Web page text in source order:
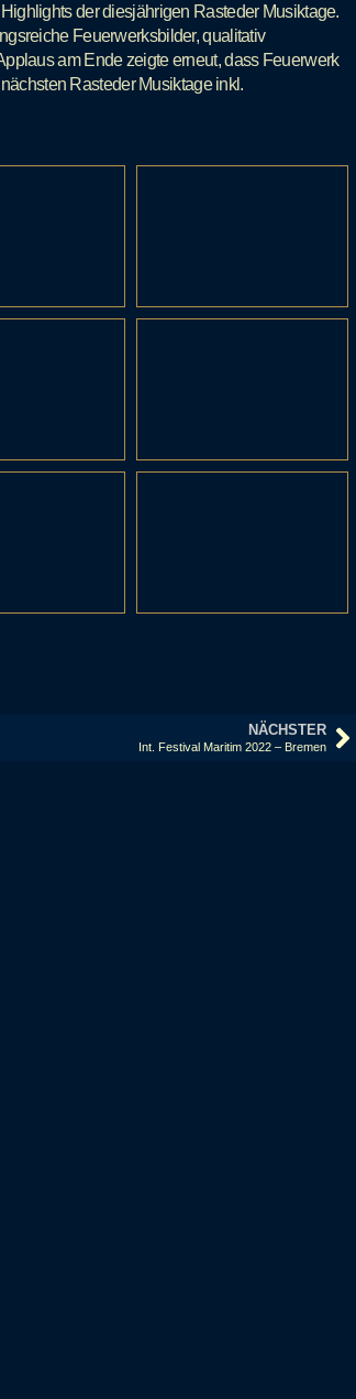
der diesjährigen Rasteder Musiktage.
Feuerwerksbilder, qualitativ
am Ende zeigte erneut, dass Feuerwerk
Rasteder Musiktage inkl.
NÄCHSTER
Int. Festival Maritim 2022 – Bremen